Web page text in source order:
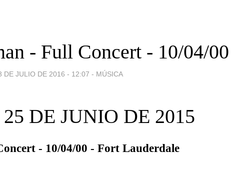
- Full Concert - 10/04/00
DE JULIO DE 2016 - 12:07 - MÚSICA
DE JUNIO DE 2015
- 10/04/00 - Fort Lauderdale